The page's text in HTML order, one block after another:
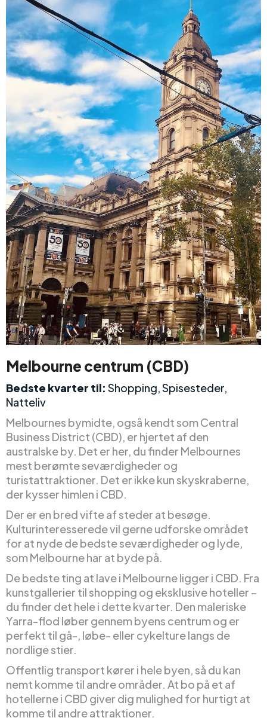
Melbourne centrum (CBD)
Bedste kvarter til: Shopping, Spisesteder,
Natteliv
Melbournes bymidte, også kendt som Central
Business District (CBD), er hjertet af den
australske by. Det er her, du finder Melbournes
mest berømte seværdigheder og
turistattraktioner. Det er ikke kun skyskraberne,
der kysser himlen i CBD.
Der er en bred vifte af steder at besøge.
Kulturinteresserede vil gerne udforske området
for at nyde de bedste seværdigheder og lyde,
som Melbourne har at byde på.
De bedste ting at lave i Melbourne ligger i CBD. Fra
kunstgallerier til shopping og eksklusive hoteller –
du finder det hele i dette kvarter. Den maleriske
Yarra-flod løber gennem byens centrum og er
perfekt til gå-, løbe- eller cykelture langs de
nordlige stier.
Offentlig transport kører i hele byen, så du kan
nemt komme til andre områder. At bo på et af
hotellerne i CBD giver dig mulighed for hurtigt at
komme til andre attraktioner.